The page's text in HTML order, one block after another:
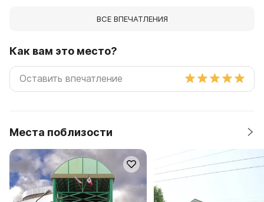
ВСЕ ВПЕЧАТЛЕНИЯ
Как вам это место?
Места поблизости